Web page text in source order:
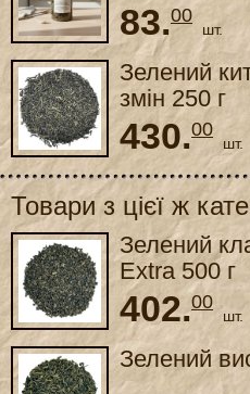
83.00
шт.
Зелений
змін 250 г
430.00
шт.
Товари з цієї ж
Зелений
Extra 500 г
402.00
шт.
Зелений